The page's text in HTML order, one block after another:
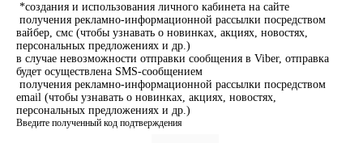
*создания и использования личного кабинета на сайте
получения рекламно-информационной рассылки посредством
вайбер, смс (чтобы узнавать о новинках, акциях, новостях,
персональных предложениях и др.)
в случае невозможности отправки сообщения в Viber, отправка
будет осуществлена SMS-сообщением
получения рекламно-информационной рассылки посредством
email (чтобы узнавать о новинках, акциях, новостях,
персональных предложениях и др.)
Введите полученный код подтверждения